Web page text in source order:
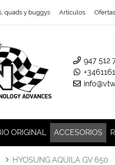
quads y buggys Artículos Ofertas
947 512
ORIGINAL ACCESORIOS
HYOSUNG AQUILA GV 650